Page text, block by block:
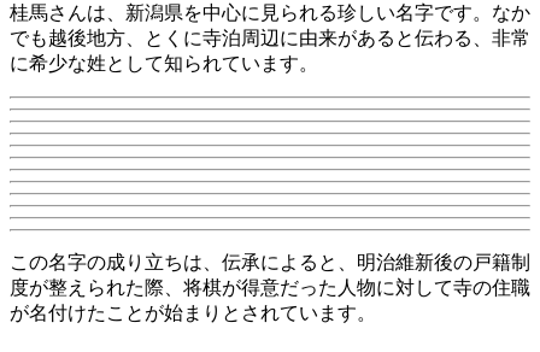
桂馬さんは、新潟県を中心に見られる珍しい名字です。なか
でも越後地方、とくに寺泊周辺に由来があると伝わる、非常
に希少な姓として知られています。
この名字の成り立ちは、伝承によると、明治維新後の戸籍制
度が整えられた際、将棋が得意だった人物に対して寺の住職
が名付けたことが始まりとされています。